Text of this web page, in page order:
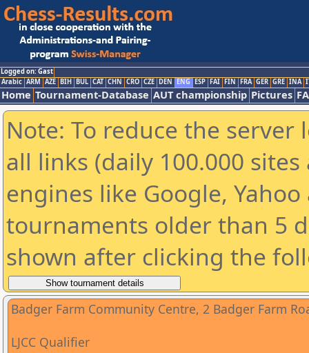
Logged on: Gast
Arabic ARM AZE BIH BUL CAT CHN CRO CZE DEN ENG ESP FAI FIN FRA GER GRE INA
Home Tournament-Database AUT championship Pictures
Note: To reduce the
all links (daily 100.000
engines like Google,
tournaments older than 5
shown after clicking the
Badger Farm Community Centre, 2 Badger Farm
LJCC Qualifier